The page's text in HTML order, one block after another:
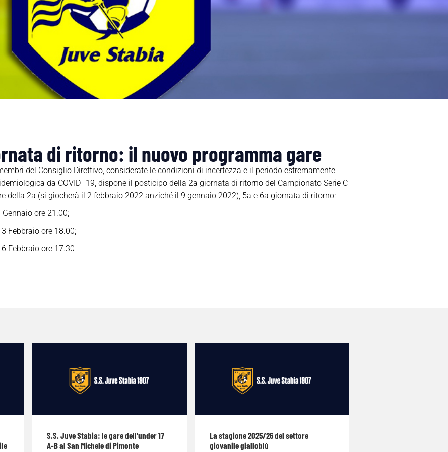
di ritorno: il nuovo programma gare
del Consiglio Direttivo, considerate le condizioni di incertezza e il periodo estremamente
da COVID–19, dispone il posticipo della 2a giornata di ritorno del Campionato Serie C
della 2a (si giocherà il 2 febbraio 2022 anzichéil 9 gennaio 2022), 5a e 6a giornata di ritorno:
Gennaio ore 21.00;
Febbraioore 18.00;
Febbraioore 17.30
S.S. Juve Stabia: le gare dell’under 17
A-B al San Michele di Pimonte
La stagione 2025/26 del settore
giovanile gialloblù